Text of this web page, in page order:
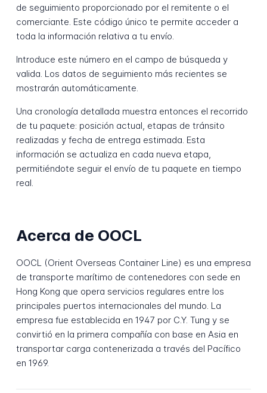
de seguimiento proporcionado por el remitente o el
comerciante. Este código único te permite acceder a
toda la información relativa a tu envío.
Introduce este número en el campo de búsqueda y
valida. Los datos de seguimiento más recientes se
mostrarán automáticamente.
Una cronología detallada muestra entonces el recorrido
de tu paquete: posición actual, etapas de tránsito
realizadas y fecha de entrega estimada. Esta
información se actualiza en cada nueva etapa,
permitiéndote seguir el envío de tu paquete en tiempo
real.
Acerca de OOCL
OOCL (Orient Overseas Container Line) es una empresa
de transporte marítimo de contenedores con sede en
Hong Kong que opera servicios regulares entre los
principales puertos internacionales del mundo. La
empresa fue establecida en 1947 por C.Y. Tung y se
convirtió en la primera compañía con base en Asia en
transportar carga contenerizada a través del Pacífico
en 1969.